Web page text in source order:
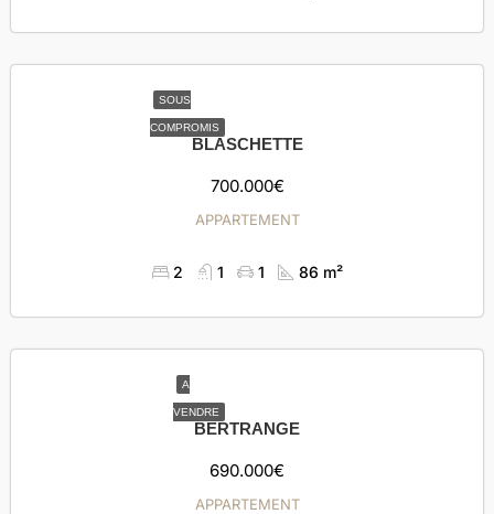
SOUS
COMPROMIS
BLASCHETTE
700.000€
APPARTEMENT
2 1 1 86 m²
A
VENDRE
BERTRANGE
690.000€
APPARTEMENT